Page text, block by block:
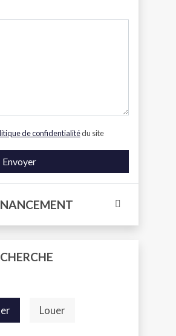
de confidentialitédu site
Envoyer
Louer